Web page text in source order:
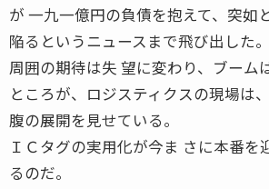
が 一九一億円の負債を抱えて、突如
陥るというニュースまで飛び出した。
周囲の期待は失 望に変わり、ブーム
ところが、ロジスティクスの現場は
腹の展開を見せている。
ＩＣタグの実用化が今ま さに本番を
るのだ。